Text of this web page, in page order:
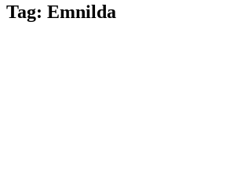
Tag: Emnilda